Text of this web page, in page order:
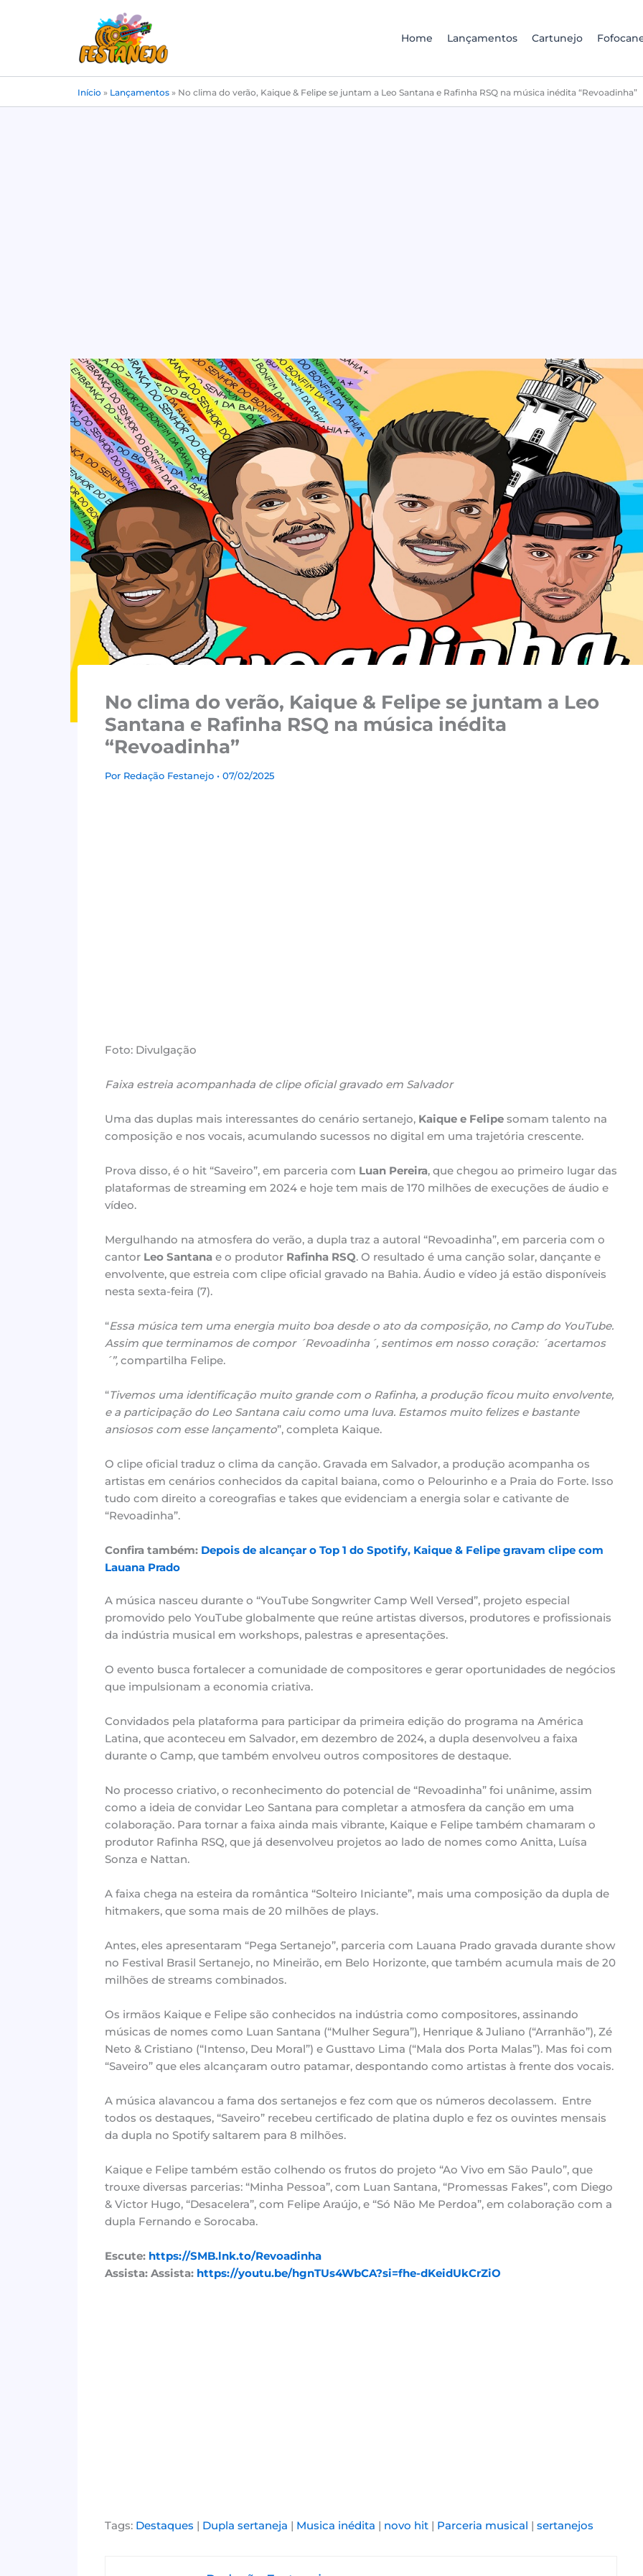
Home Lançamentos Cartunejo
Início » Lançamentos » No clima do verão, Kaique & Felipe se juntam a Leo Santana e Rafinha RSQ na música inédita “Revoadinha”
No clima do verão, Kaique & Felipe se juntam a Leo
Santana e Rafinha RSQ na música inédita
“Revoadinha”
Por Redação Festanejo • 07/02/2025
Foto: Divulgação
Faixa estreia acompanhada de clipe oficial gravado em Salvador
Uma das duplas mais interessantes do cenário sertanejo, Kaique e Felipesomam talento na
composição e nos vocais, acumulando sucessos no digital em uma trajetória crescente.
Prova disso, é o hit “Saveiro”, em parceria com Luan Pereira, que chegou ao primeiro lugar das
plataformas de streaming em 2024 e hoje tem mais de 170 milhões de execuções de áudio e
vídeo.
Mergulhando na atmosfera do verão, a dupla traz a autoral “Revoadinha”, em parceria com o
cantor Leo Santanae o produtor Rafinha RSQ. O resultado é uma canção solar, dançante e
envolvente, que estreia com clipe oficial gravado na Bahia. Áudio e vídeo já estão disponíveis
nesta sexta-feira (7).
“Essa música tem uma energia muito boa desde o ato da composição, no Camp do YouTube.
Assim que terminamos de compor ´Revoadinha´, sentimos em nosso coração: ´acertamos
´”,compartilha Felipe.
“Tivemos uma identificação muito grande com o Rafinha, a produção ficou muito envolvente,
e a participação do Leo Santana caiu como uma luva. Estamos muito felizes e bastante
ansiosos com esse lançamento”, completa Kaique.
O clipe oficial traduz o clima da canção. Gravada em Salvador, a produção acompanha os
artistas em cenários conhecidos da capital baiana, como o Pelourinho e a Praia do Forte. Isso
tudo com direito a coreografias e takes que evidenciam a energia solar e cativante de
“Revoadinha”.
Confira também: Depois de alcançar o Top 1 do Spotify, Kaique & Felipe gravam clipe com
Lauana Prado
A música nasceu durante o “YouTube Songwriter Camp Well Versed”, projeto especial
promovido pelo YouTube globalmente que reúne artistas diversos, produtores e profissionais
da indústria musical em workshops, palestras e apresentações.
O evento busca fortalecer a comunidade de compositores e gerar oportunidades de negócios
que impulsionam a economia criativa.
Convidados pela plataforma para participar da primeira edição do programa na América
Latina, que aconteceu em Salvador, em dezembro de 2024, a dupla desenvolveu a faixa
durante o Camp, que também envolveu outros compositores de destaque.
No processo criativo, o reconhecimento do potencial de “Revoadinha” foi unânime, assim
como a ideia de convidar Leo Santana para completar a atmosfera da canção em uma
colaboração. Para tornar a faixa ainda mais vibrante, Kaique e Felipe também chamaram o
produtor Rafinha RSQ, que já desenvolveu projetos ao lado de nomes como Anitta, Luísa
Sonza e Nattan.
A faixa chega na esteira da romântica “Solteiro Iniciante”, mais uma composição da dupla de
hitmakers, que soma mais de 20 milhões de plays.
Antes, eles apresentaram “Pega Sertanejo”, parceria com Lauana Prado gravada durante show
no Festival Brasil Sertanejo, no Mineirão, em Belo Horizonte, que também acumula mais de 20
milhões de streams combinados.
Os irmãos Kaique e Felipe são conhecidos na indústria como compositores, assinando
músicas de nomes como Luan Santana (“Mulher Segura”), Henrique & Juliano (“Arranhão”), Zé
Neto & Cristiano (“Intenso, Deu Moral”) e Gusttavo Lima (“Mala dos Porta Malas”). Mas foi com
“Saveiro” que eles alcançaram outro patamar, despontando como artistas à frente dos vocais.
A música alavancou a fama dos sertanejos e fez com que os números decolassem. Entre
todos os destaques, “Saveiro” recebeu certificado de platina duplo e fez os ouvintes mensais
da dupla no Spotify saltarem para 8 milhões.
Kaique e Felipe também estão colhendo os frutos do projeto “Ao Vivo em São Paulo”, que
trouxe diversas parcerias: “Minha Pessoa”, com Luan Santana, “Promessas Fakes”, com Diego
& Victor Hugo, “Desacelera”, com Felipe Araújo, e “Só Não Me Perdoa”, em colaboração com a
dupla Fernando e Sorocaba.
Escute: https://SMB.lnk.to/Revoadinha
Assista: Assista: https://youtu.be/hgnTUs4WbCA?si=fhe-dKeidUkCrZiO
Tags: Destaques | Dupla sertaneja | Musica inédita | novo hit| Parceria musical | sertanejos